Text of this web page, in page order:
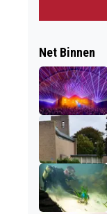
Net Binnen